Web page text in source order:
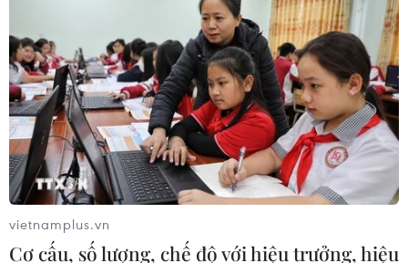
Nga thông báo tấn công căn
cứ ngầm của Ukraine
06/08/2026 16:21
trong vụ vượt biển ồ ạt vào Ceuta
vietnamplus.vn
Cơ cấu, số lượng, chế độ với hiệu trưởng, hiệu